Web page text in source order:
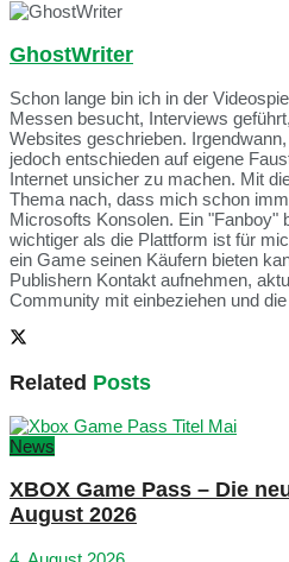
GhostWriter
Schon lange bin ich in der
Messen besucht, Interviews
Websites geschrieben.
jedoch entschieden auf eigene
Internet unsicher zu machen. Mit
Thema nach, dass mich schon
Microsofts Konsolen. Ein "Fanboy"
wichtiger als die Plattform ist für
ein Game seinen Käufern bieten
Publishern Kontakt aufnehmen,
Community mit einbeziehen und
Related Posts
News
XBOX Game Pass – Die
August 2026